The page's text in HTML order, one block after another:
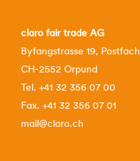
claro fair trade AG
Byfangstrasse 19, Postfach
CH-2552 Orpund
Tel. +41 32 356 07 00
Fax. +41 32 356 07 01
mail@claro.ch